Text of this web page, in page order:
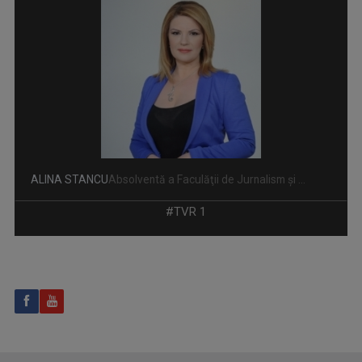
Reportaje, interviuri, documentare, dar şi ...
GARANTAT 100%
ALINA STANCUAbsolventă a Faculăţii de Jurnalism şi ...
#TVR 1